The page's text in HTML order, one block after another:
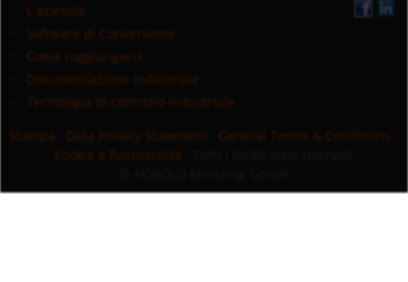
L`azienda
Software di Conversione
Come raggiungerci
Documentazione industriale
Tecnologia di controllo industriale
Stampa
Data Privacy Statement General Terms & Conditions
Cookie e funzionalità